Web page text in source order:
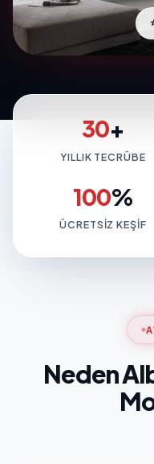
30+
YILLIK TECRÜBE
100%
ÜCRETSIZ KEŞIF
Neden